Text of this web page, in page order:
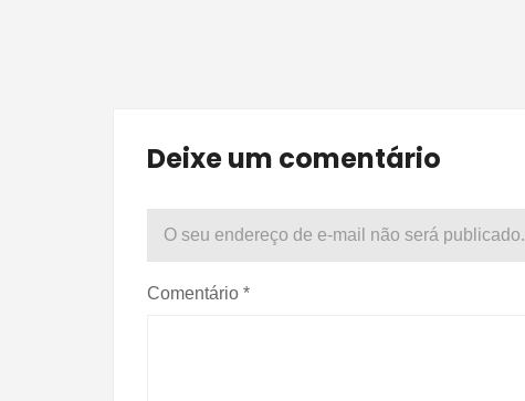
Deixe um comentário
O seu endereço de e-mail não será publicado.
Comentário *